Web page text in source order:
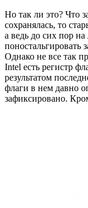
Но так ли это? Что
сохранялась, то
а ведь до сих пор
поностальгировать
Однако не все так
Intel есть регистр
результатом
флаги в нем давно
зафиксировано.